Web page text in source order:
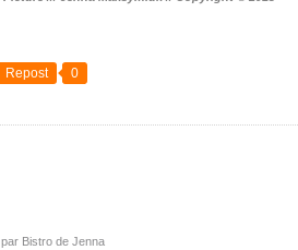
Repost 0
par Bistro de Jenna